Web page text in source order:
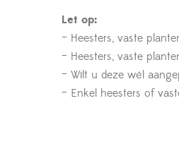
Let op:
– Heesters, vaste
– Heesters, vaste
– Wilt u deze wél
– Enkel heesters of